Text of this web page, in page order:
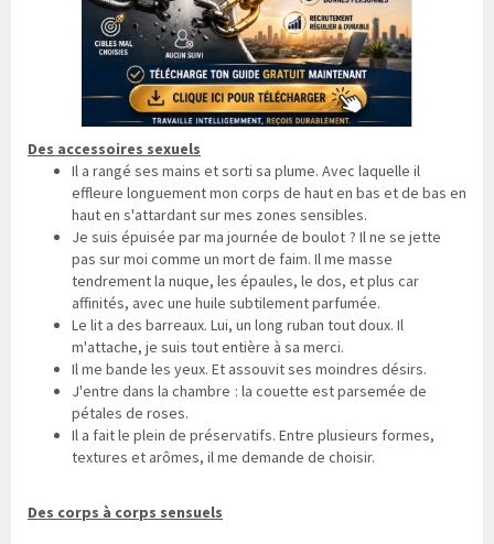
Des accessoires sexuels
Il a rangé ses mains et sorti sa plume. Avec laquelle il
effleure longuement mon corps de haut en bas et de bas en
haut en s'attardant sur mes zones sensibles.
Je suis épuisée par ma journée de boulot ? Il ne se jette
pas sur moi comme un mort de faim. Il me masse
tendrement la nuque, les épaules, le dos, et plus car
affinités, avec une huile subtilement parfumée.
Le lit a des barreaux. Lui, un long ruban tout doux. Il
m'attache, je suis tout entière à sa merci.
Il me bande les yeux. Et assouvit ses moindres désirs.
J'entre dans la chambre : la couette est parsemée de
pétales de roses.
Il a fait le plein de préservatifs. Entre plusieurs formes,
textures et arômes, il me demande de choisir.
Des corps à corps sensuels